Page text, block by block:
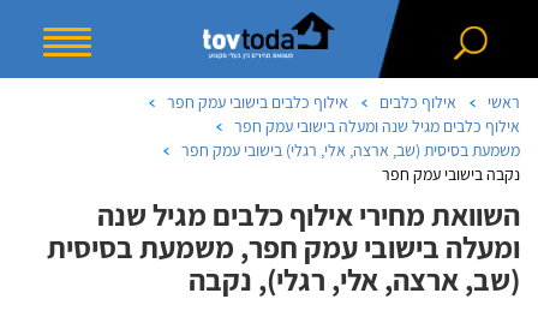
ראשי אילוף כלבים
אילוף כלבים בישובי עמק חפר
אילוף כלבים מגיל שנה ומעלה בישובי עמק חפר
משמעת בסיסית (שב, ארצה, אלי, רגלי) בישובי עמק חפר
נקבה בישובי עמק חפר
השוואת מחירי אילוף כלבים מגיל שנה
ומעלה בישובי עמק חפר, משמעת בסיסית
(שב, ארצה, אלי, רגלי), נקבה